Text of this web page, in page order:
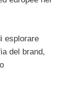
esplorare
del brand,